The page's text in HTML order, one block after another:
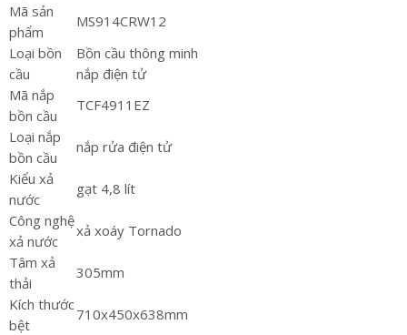
Mã sản
phẩm
MS914CRW12
Loại bồn
cầu
Bồn cầu thông minh
nắp điện tử
Mã nắp
bồn cầu
TCF4911EZ
Loại nắp
bồn cầu
nắp rửa điện tử
Kiểu xả
nước
gạt 4,8 lít
Công nghệ
xả nước
xả xoáy Tornado
Tâm xả
thải
305mm
Kích thước
bệt
710x450x638mm